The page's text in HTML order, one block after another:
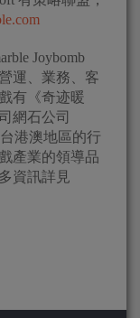
Joybomb
運、業務、客
有《奇迹暖
網石公司
台港澳地區的行
產業的領導品
資訊詳見